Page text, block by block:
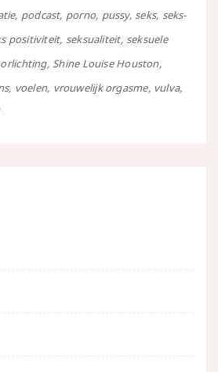
podcast porno pussy seks seks-
positiviteit seksualiteit seksuele
Shine Louise Houston
voelen vrouwelijk orgasme vulva